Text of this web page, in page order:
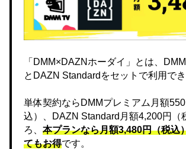
「DMM×DAZNホーダイ」とは、
とDAZN Standardをセットで利用でき
単体契約ならDMMプレミアム月額
込）、DAZN Standard月額4,200円（
ろ、 本プランなら月額3,480円（税込
てもお得です。